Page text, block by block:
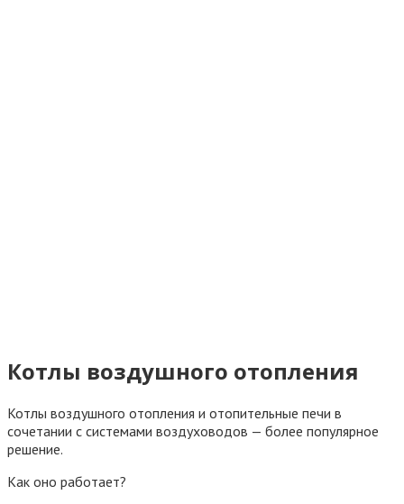
Котлы воздушного отопления
Котлы воздушного отопления и отопительные печи в
сочетании с системами воздуховодов — более популярное
решение.
Как оно работает?